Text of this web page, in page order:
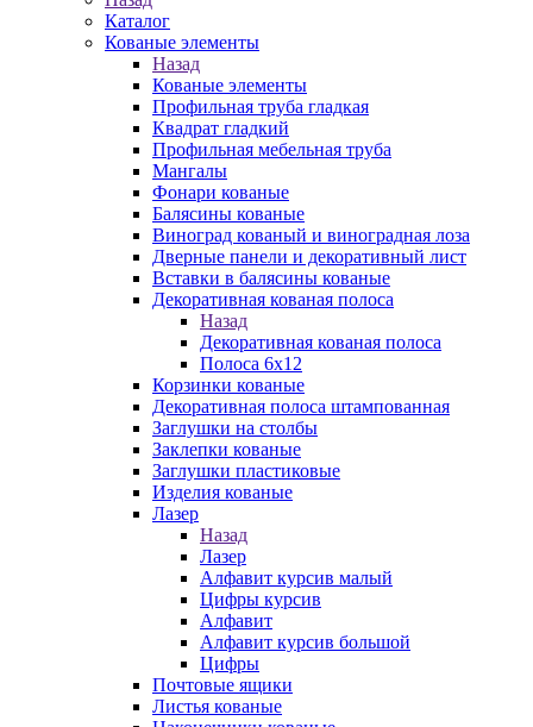
Каталог
Кованые элементы
Назад
Кованые элементы
Профильная труба гладкая
Квадрат гладкий
Профильная мебельная труба
Мангалы
Фонари кованые
Балясины кованые
Виноград кованый и виноградная лоза
Дверные панели и декоративный лист
Вставки в балясины кованые
Декоративная кованая полоса
Назад
Декоративная кованая полоса
Полоса 6х12
Корзинки кованые
Декоративная полоса штампованная
Заглушки на столбы
Заклепки кованые
Заглушки пластиковые
Изделия кованые
Лазер
Назад
Лазер
Алфавит курсив малый
Цифры курсив
Алфавит
Алфавит курсив большой
Цифры
Почтовые ящики
Листья кованые